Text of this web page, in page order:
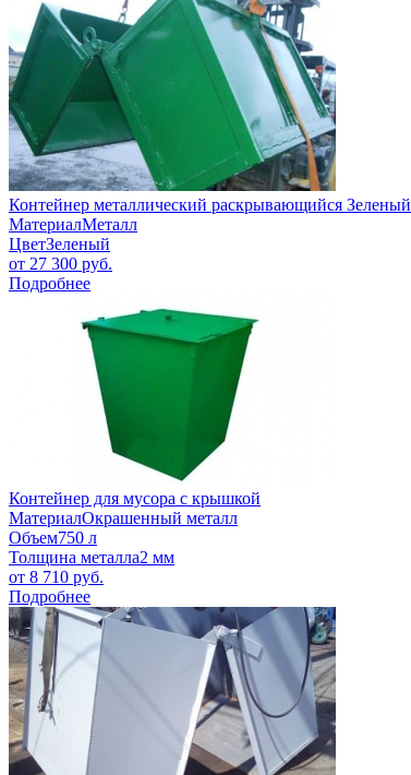
Контейнер металлический раскрывающийся Зеленый
МатериалМеталл
ЦветЗеленый
от 27 300 руб.
Подробнее
Контейнер для мусора с крышкой
МатериалОкрашенный металл
Объем750 л
Толщина металла2 мм
от 8 710 руб.
Подробнее